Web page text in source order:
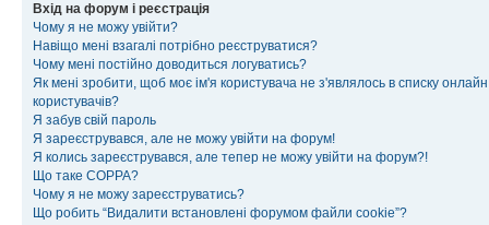
Вхід на форум і реєстрація
Чому я не можу увійти?
Навіщо мені взагалі потрібно реєструватися?
Чому мені постійно доводиться логуватись?
Як мені зробити, щоб моє ім'я користувача не з'являлось в списку онлайн
користувачів?
Я забув свій пароль
Я зареєструвався, але не можу увійти на форум!
Я колись зареєструвався, але тепер не можу увійти на форум?!
Що таке COPPA?
Чому я не можу зареєструватись?
Що робить “Видалити встановлені форумом файли cookie”?